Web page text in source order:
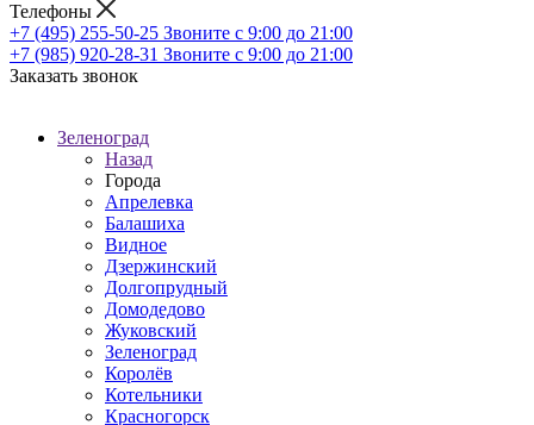
Телефоны
+7 (495) 255-50-25 Звоните с 9:00 до 21:00
+7 (985) 920-28-31 Звоните с 9:00 до 21:00
Заказать звонок
Зеленоград
Назад
Города
Апрелевка
Балашиха
Видное
Дзержинский
Долгопрудный
Домодедово
Жуковский
Зеленоград
Королёв
Котельники
Красногорск